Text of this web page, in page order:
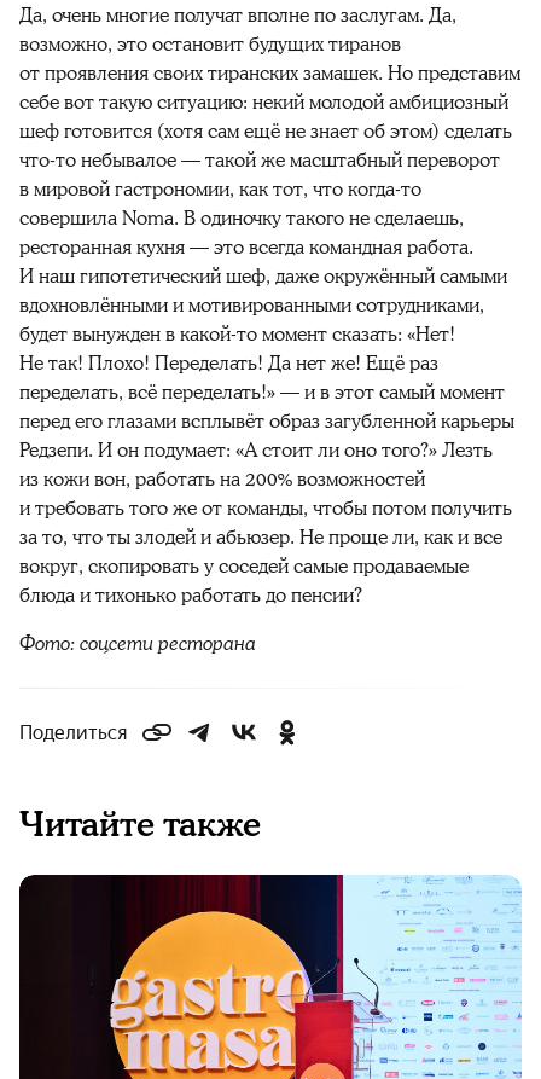
Да, очень многие получат вполне по заслугам. Да,
возможно, это остановит будущих тиранов
от проявления своих тиранских замашек. Но представим
себе вот такую ситуацию: некий молодой амбициозный
шеф готовится (хотя сам ещё не знает об этом) сделать
что-то небывалое — такой же масштабный переворот
в мировой гастрономии, как тот, что когда-то
совершила Noma. В одиночку такого не сделаешь,
ресторанная кухня — это всегда командная работа.
И наш гипотетический шеф, даже окружённый самыми
вдохновлёнными и мотивированными сотрудниками,
будет вынужден в какой-то момент сказать: «Нет!
Не так! Плохо! Переделать! Да нет же! Ещё раз
переделать, всё переделать!» — и в этот самый момент
перед его глазами всплывёт образ загубленной карьеры
Редзепи. И он подумает: «А стоит ли оно того?» Лезть
из кожи вон, работать на 200% возможностей
и требовать того же от команды, чтобы потом получить
за то, что ты злодей и абьюзер. Не проще ли, как и все
вокруг, скопировать у соседей самые продаваемые
блюда и тихонько работать до пенсии?
Фото: соцсети ресторана
Поделиться
Читайте также